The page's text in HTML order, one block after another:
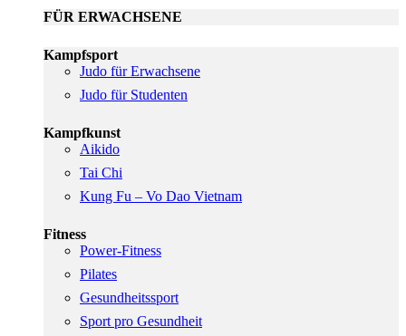
FÜR ERWACHSENE
Kampfsport
Judo für Erwachsene
Judo für Studenten
Kampfkunst
Aikido
Tai Chi
Kung Fu – Vo Dao Vietnam
Fitness
Power-Fitness
Pilates
Gesundheitssport
Sport pro Gesundheit